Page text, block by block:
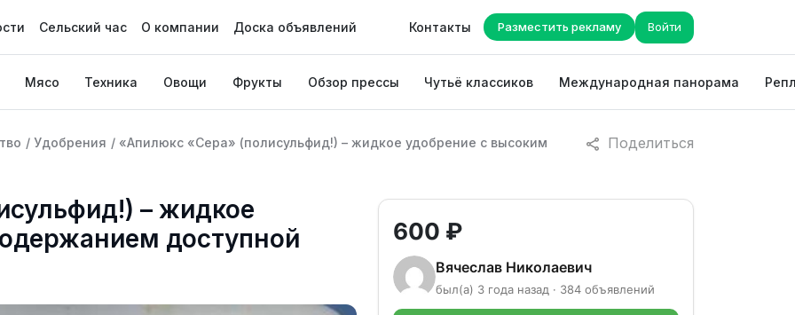
Сельский час О компании Доска объявлений Контакты Разместить рекламу Войти
Мясо Техника Овощи Фрукты Обзор прессы Чутьё классиков Международная панорама
Поделиться
/ Удобрения / «Апилюкс «Сера» (полисульфид!) – жидкое удобрение с высоким
– жидкое
доступной
600 ₽
Вячеслав Николаевич
был(а) 3 года назад · 384 объявлений